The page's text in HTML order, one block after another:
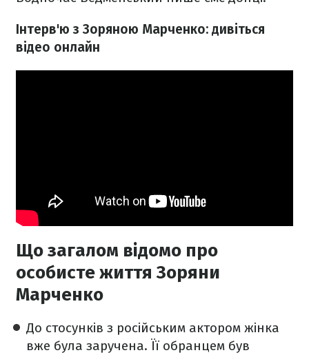
Інтерв'ю з Зоряною Марченко: дивіться
відео онлайн
Що загалом відомо про
особисте життя Зоряни
Марченко
До стосунків з російським актором жінка
вже була заручена. Її обранцем був